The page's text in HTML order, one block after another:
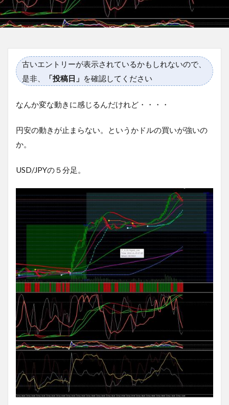
古いエントリーが表示されているかもしれないので、
是非、
「投稿日」 を確認してください
なんか変な動きに感じるんだけれど・・・・
円安の動きが止まらない。というかドルの買いが強いの
か。
USD/JPYの５分足。